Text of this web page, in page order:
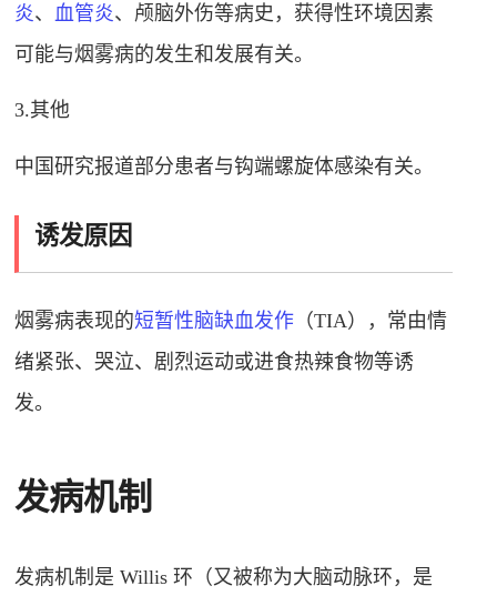
炎、 血管炎、颅脑外伤等病史，获得性环境因素
可能与烟雾病的发生和发展有关。
3.其他
中国研究报道部分患者与钩端螺旋体感染有关。
诱发原因
烟雾病表现的短暂性脑缺血发作 （TIA），常由情
绪紧张、哭泣、剧烈运动或进食热辣食物等诱
发。
发病机制
发病机制是 Willis 环（又被称为大脑动脉环，是